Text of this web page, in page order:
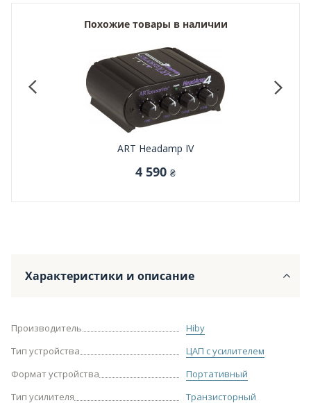
Похожие товары в наличии
ART Headamp IV
4 590 ₴
Характеристики и описание
Производитель
Hiby
Тип устройства
ЦАП с усилителем
Формат устройства
Портативный
Тип усилителя
Транзисторный